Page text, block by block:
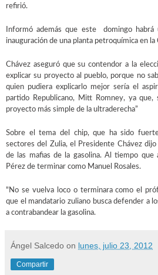
refirió.
Informó además que este domingo habrá
inauguración de una planta petroquímica en
Chávez aseguró que su contendor a la
explicar su proyecto al pueblo, porque no
quien pudiera explicarlo mejor sería el
partido Republicano, Mitt Romney, ya que,
proyecto más simple de la ultraderecha”
Sobre el tema del chip, que ha sido
sectores del Zulia, el Presidente Chávez
de las mafias de la gasolina. Al tiempo que
Pérez de terminar como Manuel Rosales.
"No se vuelva loco o terminara como el
que el mandatario zuliano busca defender a
a contrabandear la gasolina.
Ángel Salcedo on lunes, julio 23, 2012
Compartir